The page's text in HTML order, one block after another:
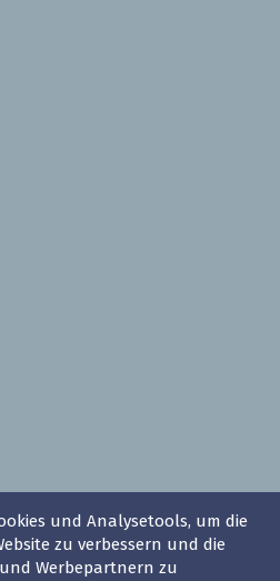
und Analysetools, um die
zu verbessern und die
Werbepartnern zu